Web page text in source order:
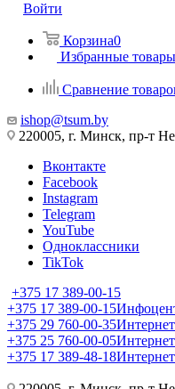
Войти
Корзина0
Избранные товары
Сравнение
ishop@tsum.by
220005, г. Минск, пр-т
Вконтакте
Facebook
Instagram
Telegram
YouTube
Одноклассники
TikTok
+375 17 389-00-15
+375 17 389-00-15
+375 29 760-00-35
+375 25 760-00-05
+375 17 389-48-18